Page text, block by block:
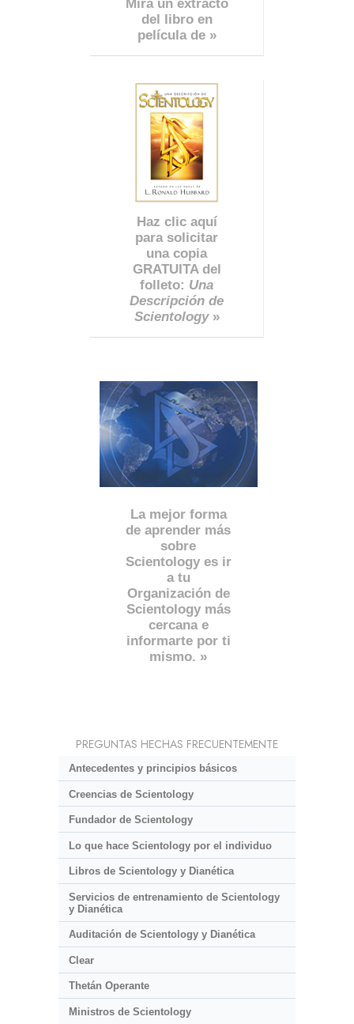
Mira un extracto
del libro en
película de »
Haz clic aquí
para solicitar
una copia
GRATUITA del
folleto: Una
Descripción de
Scientology»
La mejor forma
de aprender más
sobre
Scientology es ir
a tu
Organización de
Scientology más
cercana e
informarte por ti
mismo. »
PREGUNTAS HECHAS FRECUENTEMENTE
Antecedentes y principios básicos
Creencias de Scientology
Fundador de Scientology
Lo que hace Scientology por el individuo
Libros de Scientology y Dianética
Servicios de entrenamiento de Scientology
y Dianética
Auditación de Scientology y Dianética
Clear
Thetán Operante
Ministros de Scientology